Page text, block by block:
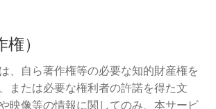
）
、自ら著作権等の必要な知的財産権を
または必要な権利者の許諾を得た文
映像等の情報に関してのみ、本サービ